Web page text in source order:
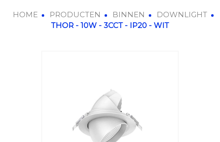
HOME PRODUCTEN BINNEN
DOWNLIGHT
THOR - 10W - 3CCT - IP20 - WIT